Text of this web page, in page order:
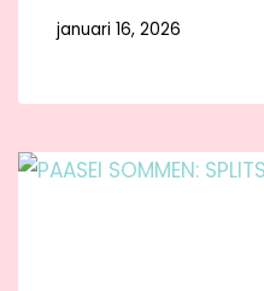
januari 16, 2026